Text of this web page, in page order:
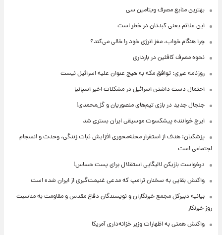
بهترین منابع مصرف ویتامین سی
این علائم یعنی کبدتان در خطر است
چرا هنگام خواب، مغز انرژی خود را خالی می‌کند؟
نحوه مصرف کافئین در بارداری
روزنامه عبری: توافق مکه به هیچ عنوان علیه اسرائیل نیست
احتمال دست داشتن اسرائیل در مشکلات اخیر اسپانیا
جنجال جدید در بازی تیم‌های منصوریان و گل‌محمدی!
ایرج خواننده پیشکسوت موسیقی ایران بستری شد
پزشکیان: هدف از استقرار محله‌محوری افزایش ثبات زندگی، وحدت و انسجام
اجتماعی است
درخواست بازیکن لالیگایی استقلال برای پست حساس!
واکنش بقایی به سخنان ترامپ که مدعی غنیمت‌گیری از ایران شده است
بیانیه دبیرکل مجمع خبرنگاران و نویسندگان دفاع مقدس و مقاومت به مناسبت
روز خبرنگار
واکنش همتی به اظهارات وزیر خزانه‌داری آمریکا